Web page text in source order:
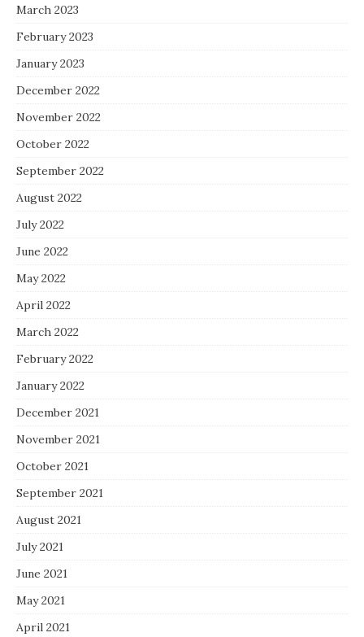
March 2023
February 2023
January 2023
December 2022
November 2022
October 2022
September 2022
August 2022
July 2022
June 2022
May 2022
April 2022
March 2022
February 2022
January 2022
December 2021
November 2021
October 2021
September 2021
August 2021
July 2021
June 2021
May 2021
April 2021